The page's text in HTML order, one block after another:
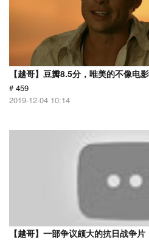
【越哥】豆瓣8.5分，唯美的不像电
# 459
2019-12-04 10:14
【越哥】一部争议颇大的抗日战争